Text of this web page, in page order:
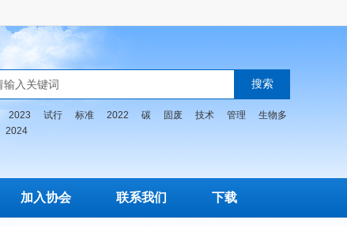
2023 试行 标准 2022 碳 固废 技术 管理
生物多
2024
加入协会 联系我们 下载